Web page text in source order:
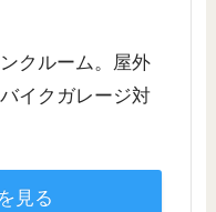
クルーム。屋外
イクガレージ対
見る